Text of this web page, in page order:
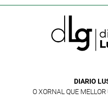
DIARIO
O XORNAL QUE